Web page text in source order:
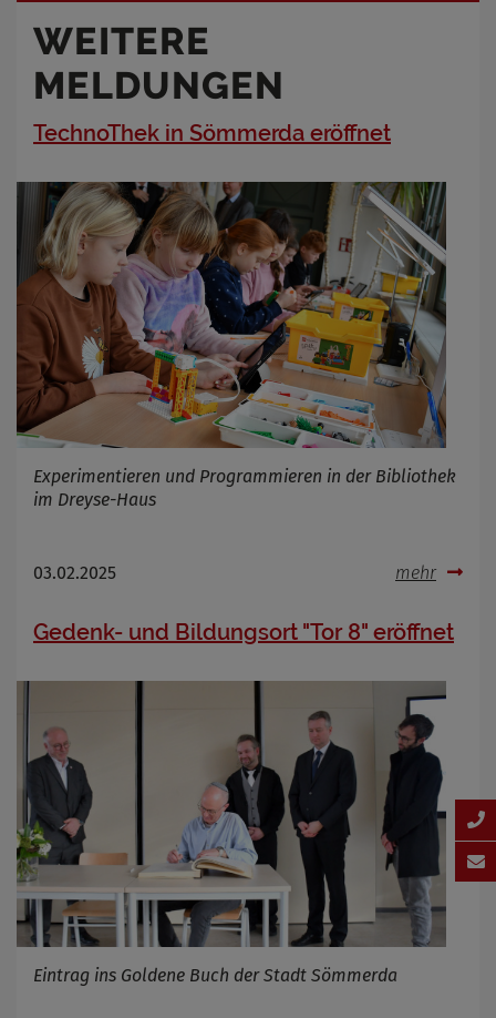
WEITERE
MELDUNGEN
TechnoThek in Sömmerda eröffnet
Experimentieren und Programmieren in der Bibliothek
im Dreyse-Haus
03.02.2025 mehr
Gedenk- und Bildungsort "Tor 8" eröffnet
Eintrag ins Goldene Buch der Stadt Sömmerda